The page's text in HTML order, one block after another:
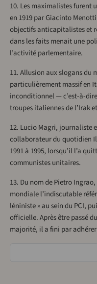
10. Les maximalistes furent
en 1919 par Giacinto
objectifs anticapitalistes et
dans les faits menait une
l’activité parlementaire.
11. Allusion aux slogans du
particulièrement massif en
inconditionnel — c’est-à-dire
troupes italiennes de l’Irak
12. Lucio Magri, journaliste
collaborateur du quotidien
1991 à 1995, lorsqu’il l’a
communistes unitaires.
13. Du nom de Pietro
mondiale l’indiscutable
léniniste » au sein du PCI,
officielle. Après être passé
majorité, il a fini par adhérer